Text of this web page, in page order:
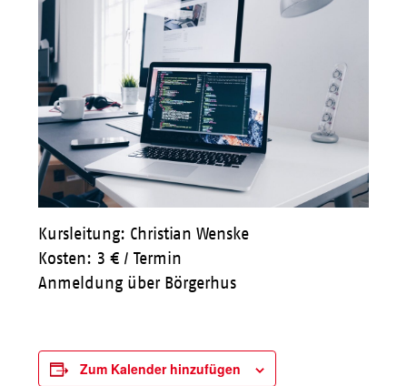
Kursleitung: Christian Wenske
Kosten: 3 € / Termin
Anmeldung über Börgerhus
Zum Kalender hinzufügen